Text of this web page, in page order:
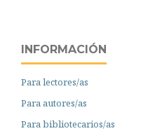
INFORMACIÓN
Para lectores/as
Para autores/as
Para bibliotecarios/as